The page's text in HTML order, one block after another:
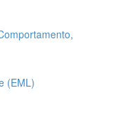
(EML)